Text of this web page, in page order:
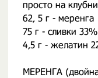
просто на
62, 5 г - меренга
75 г - сливки 33%
4,5 г - желатин
МЕРЕНГА